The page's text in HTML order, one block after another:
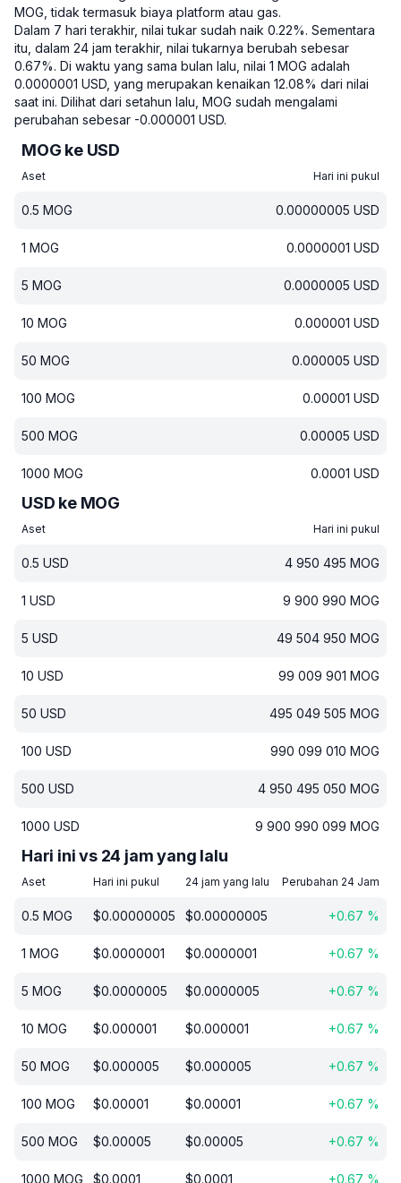
MOG, tidak termasuk biaya platform atau gas.
Dalam 7 hari terakhir, nilai tukar sudah naik 0.22%. Sementara
itu, dalam 24 jam terakhir, nilai tukarnya berubah sebesar
0.67%. Di waktu yang sama bulan lalu, nilai 1 MOG adalah
0.0000001 USD, yang merupakan kenaikan 12.08% dari nilai
saat ini. Dilihat dari setahun lalu, MOG sudah mengalami
perubahan sebesar -0.000001 USD.
MOG ke USD
Aset Hari ini pukul
0.5 MOG 0.00000005 USD
1 MOG 0.0000001 USD
5 MOG 0.0000005 USD
10 MOG 0.000001 USD
50 MOG 0.000005 USD
100 MOG 0.00001 USD
500 MOG 0.00005 USD
1000 MOG 0.0001 USD
USD ke MOG
Aset Hari ini pukul
0.5 USD 4 950 495 MOG
1 USD 9 900 990 MOG
5 USD 49 504 950 MOG
10 USD 99 009 901 MOG
50 USD 495 049 505 MOG
100 USD 990 099 010 MOG
500 USD 4 950 495 050 MOG
1000 USD 9 900 990 099 MOG
Hari ini vs 24 jam yang lalu
Aset Hari ini pukul 24 jam yang lalu Perubahan 24 Jam
0.5 MOG $0.00000005 $0.00000005 +0.67 %
1 MOG $0.0000001 $0.0000001 +0.67 %
5 MOG $0.0000005 $0.0000005 +0.67 %
10 MOG $0.000001 $0.000001 +0.67 %
50 MOG $0.000005 $0.000005 +0.67 %
100 MOG $0.00001 $0.00001 +0.67 %
500 MOG $0.00005 $0.00005 +0.67 %
1000 MOG $0.0001 $0.0001 +0.67 %